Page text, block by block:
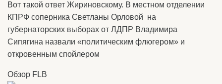
Вот такой ответ Жириновскому. В местном отделении
КПРФ соперника Светланы Орловой на
губернаторских выборах от ЛДПР Владимира
Сипягина назвали «политическим флюгером» и
откровенным спойлером
Обзор FLB